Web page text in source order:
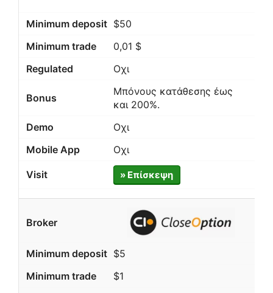
$50
0,01 $
Οχι
Μπόνους κατάθεσης έως
και 200%.
Οχι
Οχι
» Επίσκεψη
$5
$1